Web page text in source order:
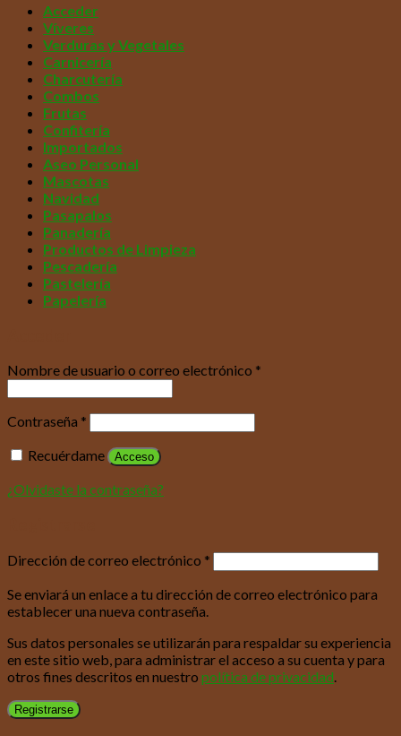
Acceder
Víveres
Verduras y Vegetales
Carnicería
Charcutería
Combos
Frutas
Confitería
Importados
Aseo Personal
Mascotas
Navidad
Pasapalos
Panadería
Productos de Limpieza
Pescadería
Pastelería
Papelería
Nombre de usuario o correo electrónico *
Contraseña *
Recuérdame
Acceso
¿Olvidaste la contraseña?
Dirección de correo electrónico *
Se enviará un enlace a tu dirección de correo electrónico para
establecer una nueva contraseña.
Sus datos personales se utilizarán para respaldar su experiencia
en este sitio web, para administrar el acceso a su cuenta y para
otros fines descritos en nuestro política de privacidad
Registrarse